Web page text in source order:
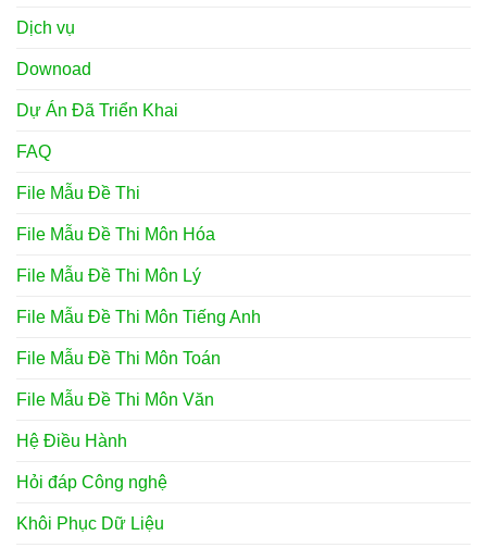
Dịch vụ
Downoad
Dự Án Đã Triển Khai
FAQ
File Mẫu Đề Thi
File Mẫu Đề Thi Môn Hóa
File Mẫu Đề Thi Môn Lý
File Mẫu Đề Thi Môn Tiếng Anh
File Mẫu Đề Thi Môn Toán
File Mẫu Đề Thi Môn Văn
Hệ Điều Hành
Hỏi đáp Công nghệ
Khôi Phục Dữ Liệu